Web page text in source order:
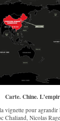
Carte. Chine.
vignette pour agrandir
Chaliand, Nicolas